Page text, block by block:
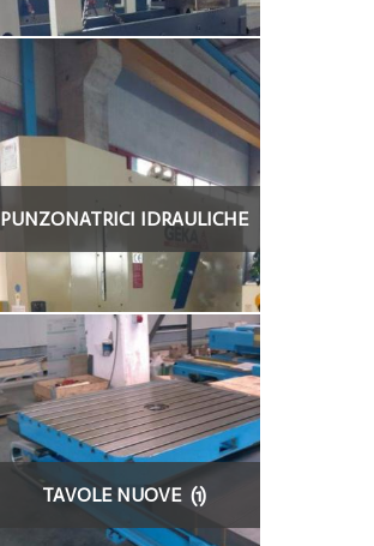
PUNZONATRICI IDRAULICHE
NUOVE (1)
TAVOLE NUOVE (1)